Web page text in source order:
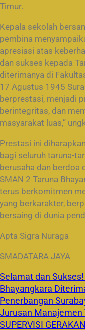
Timur.
Kepala sekolah
pembina
apresiasi atas
dan sukses kepada
diterimanya di
17 Agustus 1945
berprestasi, menjadi
berintegritas, dan
masyarakat luas,”
Prestasi ini
bagi seluruh taruna-
berusaha dan berdoa
SMAN 2 Taruna
terus berkomitmen
yang berkarakter,
bersaing di dunia
Apta Sigra Nuraga
SMADATARA JAYA
Selamat dan
Bhayangkara
Penerbangan
Jurusan Manajemen
SUPERVISI